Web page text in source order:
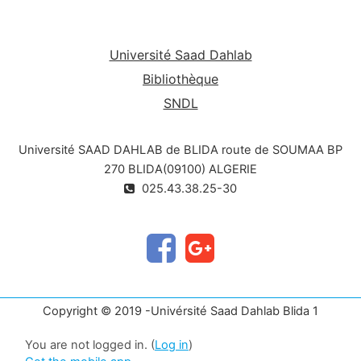
Université Saad Dahlab
Bibliothèque
SNDL
Université SAAD DAHLAB de BLIDA route de SOUMAA BP
270 BLIDA(09100) ALGERIE
025.43.38.25-30
Copyright © 2019 -Univérsité Saad Dahlab Blida 1
You are not logged in. (Log in)